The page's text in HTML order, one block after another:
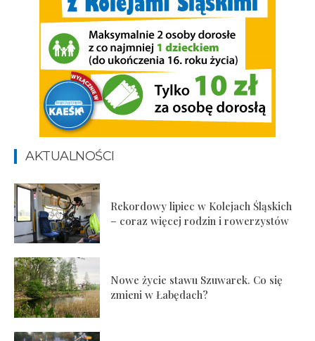
AKTUALNOŚCI
Rekordowy lipiec w Kolejach Śląskich
– coraz więcej rodzin i rowerzystów
Nowe życie stawu Szuwarek. Co się
zmieni w Łabędach?